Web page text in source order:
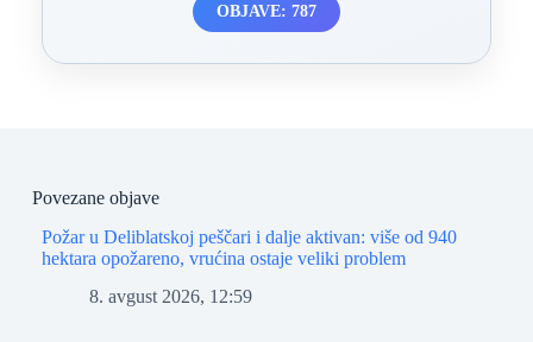
OBJAVE: 787
Povezane objave
Požar u Deliblatskoj peščari i dalje aktivan: više od 940
hektara opožareno, vrućina ostaje veliki problem
8. avgust 2026, 12:59